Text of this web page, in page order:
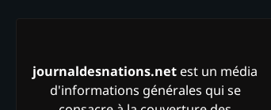
journaldesnations.net est un média
d'informations générales qui se